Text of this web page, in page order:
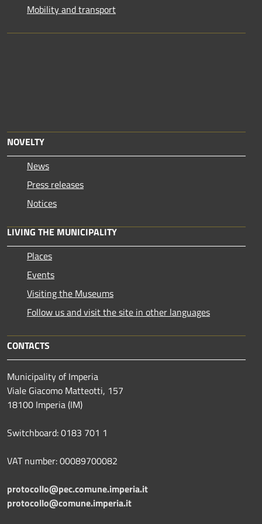
Mobility and transport
NOVELTY
News
Press releases
Notices
LIVING THE MUNICIPALITY
Places
Events
Visiting the Museums
Follow us and visit the site in other languages
CONTACTS
Municipality of Imperia
Viale Giacomo Matteotti, 157
18100 Imperia (IM)
Switchboard: 0183 701 1
VAT number: 00089700082
protocollo@pec.comune.imperia.it
protocollo@comune.imperia.it